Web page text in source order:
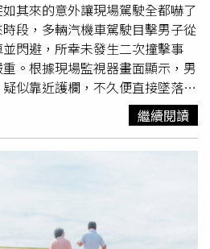
其來的意外讓現場駕駛全都嚇了
段，多輛汽機車駕駛目擊男子從
閃避，所幸未發生二次撞擊事
。根據現場監視器畫面顯示，男
似靠近護欄，不久便直接墜落至
相當突然。目擊民眾見狀立即報
在彰化警分局快官派出所旁，值
一時間衝出派出所查看情況，立
，避免後續交通事故發生，同時
有生命危險。經警方進一步聯繫
男子長期受到疾病困擾，近期情
繼續閱讀